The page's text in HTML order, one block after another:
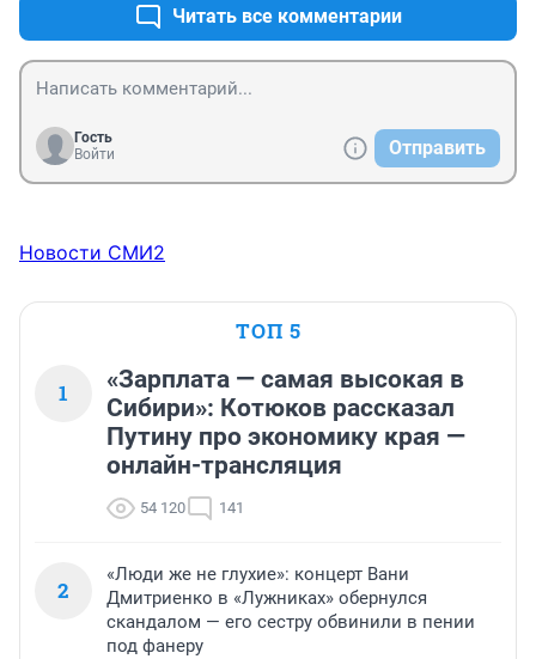
Читать все комментарии
Гость
Войти
Отправить
Новости СМИ2
ТОП 5
1
«Зарплата — самая высокая в
Сибири»: Котюков рассказал
Путину про экономику края —
онлайн-трансляция
54 120 141
2
«Люди же не глухие»: концерт Вани
Дмитриенко в «Лужниках» обернулся
скандалом — его сестру обвинили в пении
под фанеру